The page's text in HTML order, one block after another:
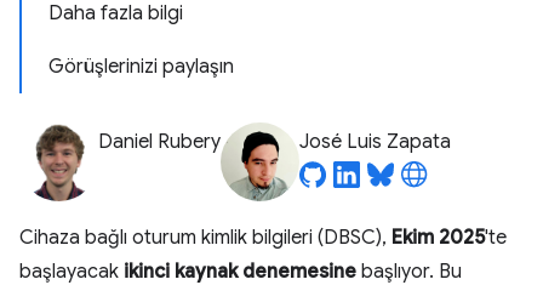
Daha fazla bilgi
Görüşlerinizi paylaşın
Daniel Rubery José Luis Zapata
Cihaza bağlı oturum kimlik bilgileri (DBSC), Ekim 2025'te
başlayacak ikinci kaynak denemesine başlıyor. Bu